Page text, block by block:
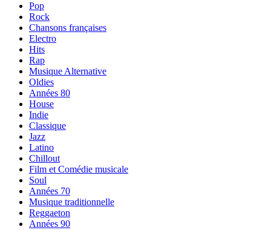
Pop
Rock
Chansons françaises
Electro
Hits
Rap
Musique Alternative
Oldies
Années 80
House
Indie
Classique
Jazz
Latino
Chillout
Film et Comédie musicale
Soul
Années 70
Musique traditionnelle
Reggaeton
Années 90